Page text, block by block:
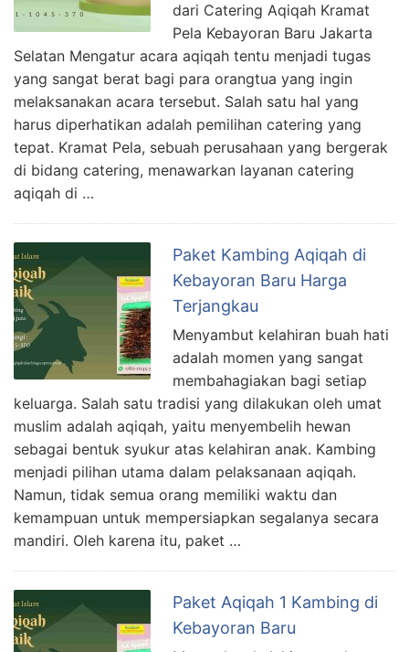
dari Catering Aqiqah Kramat
Pela Kebayoran Baru Jakarta
Selatan Mengatur acara aqiqah tentu menjadi tugas
yang sangat berat bagi para orangtua yang ingin
melaksanakan acara tersebut. Salah satu hal yang
harus diperhatikan adalah pemilihan catering yang
tepat. Kramat Pela, sebuah perusahaan yang bergerak
di bidang catering, menawarkan layanan catering
aqiqah di …
Paket Kambing Aqiqah di
Kebayoran Baru Harga
Terjangkau
Menyambut kelahiran buah hati
adalah momen yang sangat
membahagiakan bagi setiap
keluarga. Salah satu tradisi yang dilakukan oleh umat
muslim adalah aqiqah, yaitu menyembelih hewan
sebagai bentuk syukur atas kelahiran anak. Kambing
menjadi pilihan utama dalam pelaksanaan aqiqah.
Namun, tidak semua orang memiliki waktu dan
kemampuan untuk mempersiapkan segalanya secara
mandiri. Oleh karena itu, paket …
Paket Aqiqah 1 Kambing di
Kebayoran Baru